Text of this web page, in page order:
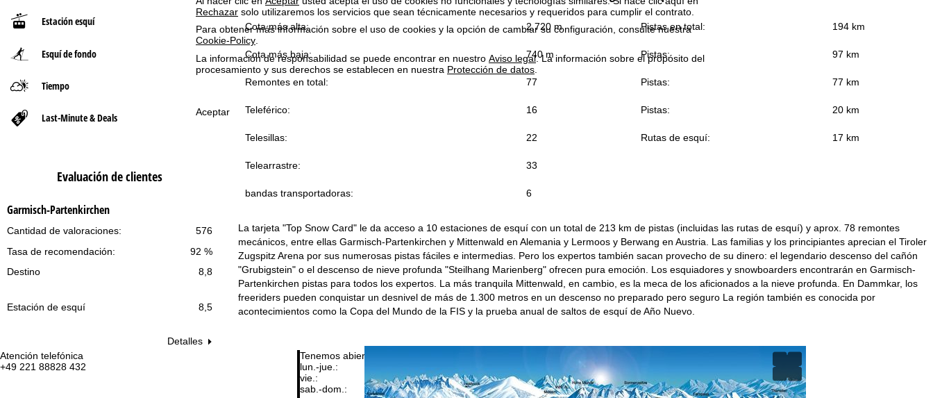
Rechazar solo utilizaremos los servicios que sean técnicamente necesarios y requeridos para cumplir el contrato.
Para obtener más información sobre el uso de cookies y la opción de cambiar su configuración, consulte nuestra
Cookie-Policy
La información de responsabilidad se puede encontrar en nuestro Aviso legal. La información sobre el propósito del
procesamiento y sus derechos se establecen en nuestra Protección de datos
Aceptar
Atención telefónica
+49 221 88828 432
Tenemos abierto (GMT):
lun.-jue.:
vie.:
09:00 a 14:00
sab.-dom.:
cerrado
Estación esquí
Esquí de fondo
Tiempo
Last-Minute & Deals
Evaluación de clientes
Garmisch-Partenkirchen
576
Cantidad de valoraciones:
92 %
Tasa de recomendación:
Destino
8,8
Estación de esquí 8,5
Detalles
n
a
p
r
i
n
c
i
p
a
l
Cota más alta: 2.720 m Pistas en total: 194 km
Cota más baja: 740 m Pistas: 97 km
Remontes en total: 77 Pistas: 77 km
Teleférico: 16 Pistas: 20 km
Telesillas: 22 Rutas de esquí: 17 km
Telearrastre: 33
bandas transportadoras: 6
La tarjeta "Top Snow Card" le da acceso a 10 estaciones de esquí con un total de 213 km de pistas (incluidas las rutas de esquí) y aprox. 78 remontes
mecánicos, entre ellas Garmisch-Partenkirchen y Mittenwald en Alemania y Lermoos y Berwang en Austria. Las familias y los principiantes aprecian el Tiroler
Zugspitz Arena por sus numerosas pistas fáciles e intermedias. Pero los expertos también sacan provecho de su dinero: el legendario descenso del cañón
"Grubigstein" o el descenso de nieve profunda "Steilhang Marienberg" ofrecen pura emoción. Los esquiadores y snowboarders encontrarán en Garmisch-
Partenkirchen pistas para todos los expertos. La más tranquila Mittenwald, en cambio, es la meca de los aficionados a la nieve profunda. En Dammkar, los
freeriders pueden conquistar un desnivel de más de 1.300 metros en un descenso no preparado pero seguro La región también es conocida por
acontecimientos como la Copa del Mundo de la FIS y la prueba anual de saltos de esquí de Año Nuevo.